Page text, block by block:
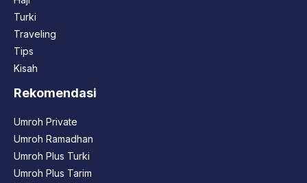
Turki
Traveling
Tips
Kisah
Rekomendasi
Umroh Private
Umroh Ramadhan
Umroh Plus Turki
Umroh Plus Tarim